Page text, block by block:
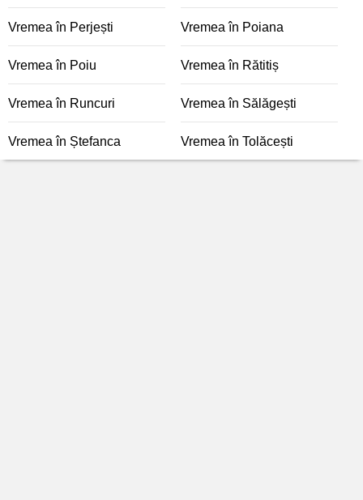
Vremea în Perjești Vremea în Poiana
Vremea în Poiu Vremea în Rătitiș
Vremea în Runcuri Vremea în Sălăgești
Vremea în Ștefanca Vremea în Tolăcești